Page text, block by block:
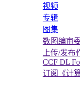
视频
专辑
图集
数图编审
上传/发布
CCF DL
订阅《计算